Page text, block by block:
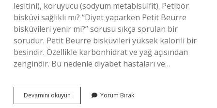
lesitini), koruyucu (sodyum metabisülfit). Petibör
bisküvi sağlıklı mı? “Diyet yaparken Petit Beurre
bisküvileri yenir mi?” sorusu sıkça sorulan bir
sorudur. Petit Beurre bisküvileri yüksek kalorili bir
besindir. Özellikle karbonhidrat ve yağ açısından
zengindir. Bu nedenle diyabet hastaları ve…
Devamını okuyun
Bisküvi
Yorum Bırak